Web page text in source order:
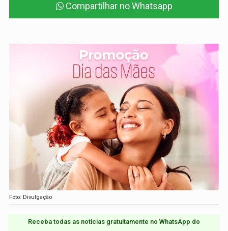
Compartilhar no Whatsapp
Foto: Divulgação
Receba todas as notícias gratuitamente no WhatsApp do